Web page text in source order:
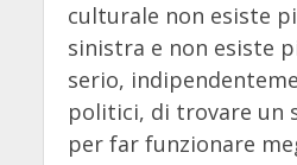
culturale non esiste
sinistra e non esiste
serio,
politici, di trovare un
per far funzionare